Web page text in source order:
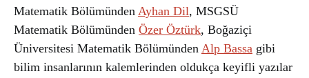
Matematik Bölümünden Ayhan Dil, MSGSÜ
Matematik Bölümünden Özer Öztürk, Boğaziçi
Üniversitesi Matematik Bölümünden Alp Bassa gibi
bilim insanlarının kalemlerinden oldukça keyifli yazılar